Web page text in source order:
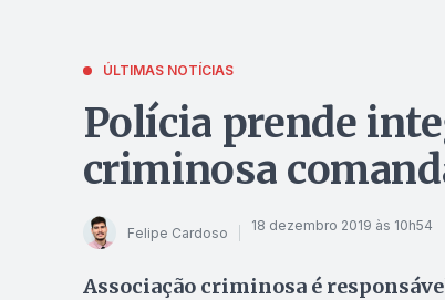
ÚLTIMAS NOTÍCIAS
Polícia prende
criminosa
Felipe Cardoso 18 dezembro 2019 às 10h54
Associação criminosa é